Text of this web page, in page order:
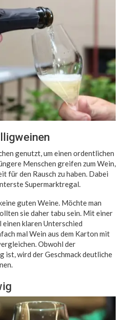
genutzt, um einen ordentlichen
Menschen greifen zum Wein,
für den Rausch zu haben. Dabei
Supermarktregal.
guten Weine. Möchte man
sie daher tabu sein. Mit einer
einen klaren Unterschied
mal Wein aus dem Karton mit
Obwohl der
ist, wird der Geschmack deutliche